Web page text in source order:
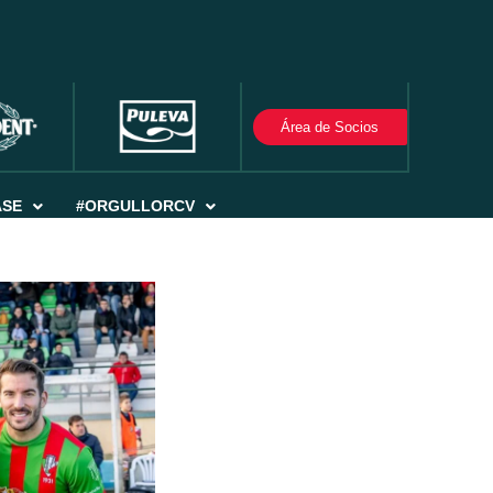
Área de Socios
#ORGULLORCV